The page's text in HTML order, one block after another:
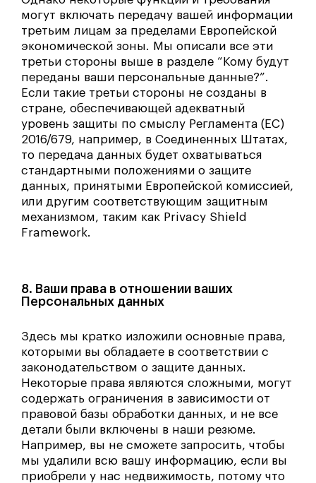
могут включать передачу вашей информации
третьим лицам за пределами Европейской
экономической зоны. Мы описали все эти
третьи стороны выше в разделе “Кому будут
переданы ваши персональные данные?”.
Если такие третьи стороны не созданы в
стране, обеспечивающей адекватный
уровень защиты по смыслу Регламента (ЕС)
2016/679, например, в Соединенных Штатах,
то передача данных будет охватываться
стандартными положениями о защите
данных, принятыми Европейской комиссией,
или другим соответствующим защитным
механизмом, таким как Privacy Shield
Framework.
8. Ваши права в отношении ваших
Персональных данных
Здесь мы кратко изложили основные права,
которыми вы обладаете в соответствии с
законодательством о защите данных.
Некоторые права являются сложными, могут
содержать ограничения в зависимости от
правовой базы обработки данных, и не все
детали были включены в наши резюме.
Например, вы не сможете запросить, чтобы
мы удалили всю вашу информацию, если вы
приобрели у нас недвижимость, потому что